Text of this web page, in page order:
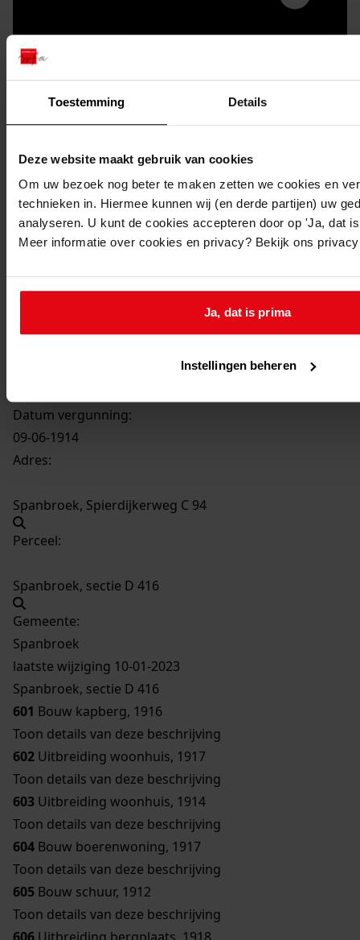
Toestemming Details
Deze website maakt gebruik van cookies
Om uw bezoek nog beter te maken zetten we cookies en
technieken in. Hiermee kunnen wij (en derde partijen) uw
analyseren. U kunt de cookies accepteren door op 'Ja, dat
Meer informatie over cookies en privacy? Bekijk ons
Ja, dat is prima
Instellingen beheren
Printen
duurzaam webadres
600
Datum vergunning:
09-06-1914
Adres:
Spanbroek, Spierdijkerweg C 94
Perceel:
Spanbroek, sectie D 416
Gemeente:
Spanbroek
laatste wijziging 10-01-2023
Spanbroek, sectie D 416
601 Bouw kapberg, 1916
Toon details van deze beschrijving
602 Uitbreiding woonhuis, 1917
Toon details van deze beschrijving
603 Uitbreiding woonhuis, 1914
Toon details van deze beschrijving
604 Bouw boerenwoning, 1917
Toon details van deze beschrijving
605 Bouw schuur, 1912
Toon details van deze beschrijving